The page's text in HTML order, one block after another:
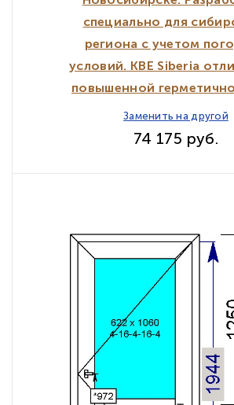
специально для
региона с учетом
условий. KBE Siberia
повышенной
Заменить на другой
74 175 руб.